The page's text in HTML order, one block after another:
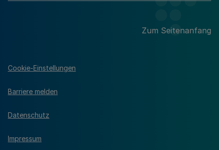
Zum Seitenanfang
Cookie-Einstellungen
Barriere melden
Datenschutz
Impressum